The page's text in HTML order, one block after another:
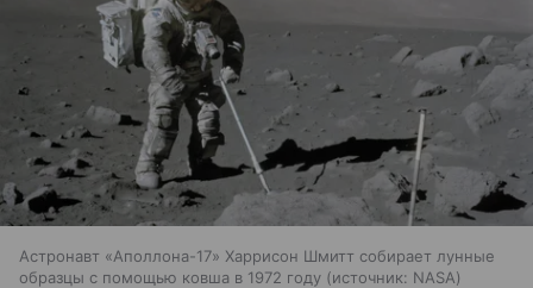
Астронавт «Аполлона-17» Харрисон Шмитт собирает лунные
образцы с помощью ковша в 1972 году
источник: NASA